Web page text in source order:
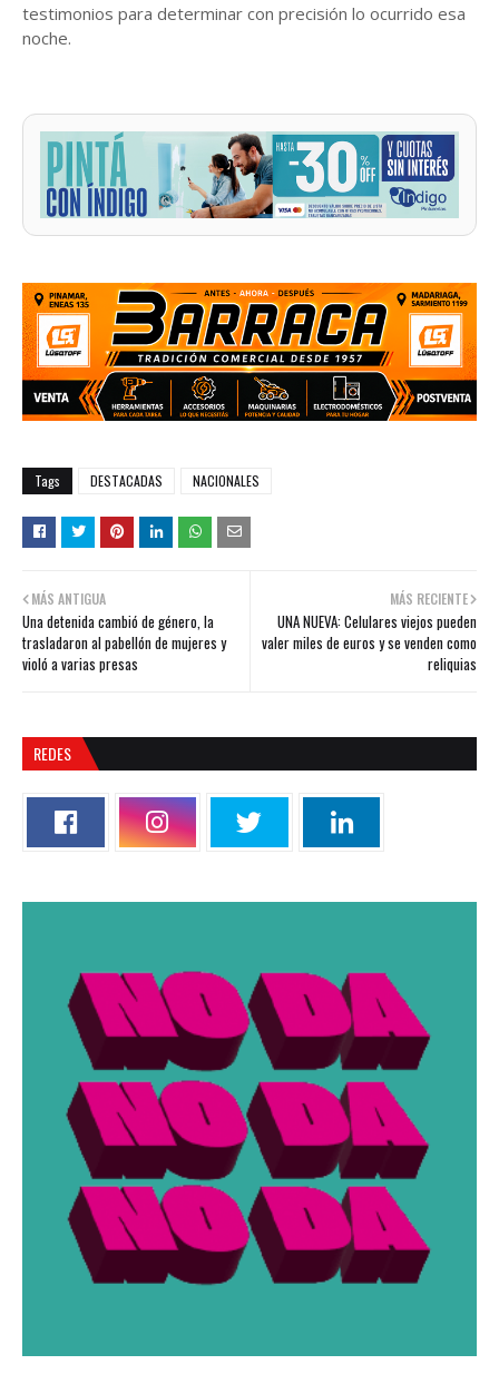
testimonios para determinar con precisión lo ocurrido esa
noche.
Tags DESTACADAS NACIONALES
MÁS RECIENTE
UNA NUEVA: Celulares viejos pueden
valer miles de euros y se venden como
reliquias
MÁS ANTIGUA
Una detenida cambió de género, la
trasladaron al pabellón de mujeres y
violó a varias presas
REDES